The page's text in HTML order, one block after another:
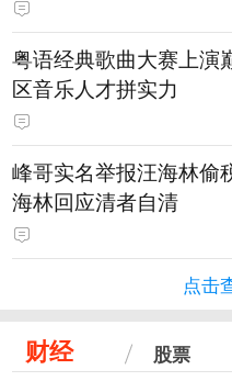
粤语经典歌曲大赛上演
区音乐人才拼实力
峰哥实名举报汪海林偷
海林回应清者自清
点击
财经 股票